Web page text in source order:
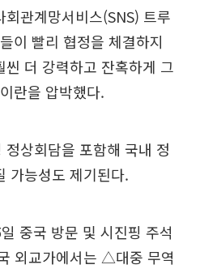
관계망서비스(SNS) 트루
이 빨리 협정을 체결하지
더 강력하고 잔혹하게 그
란을 압박했다.
정상회담을 포함해 국내 정
가능성도 제기된다.
중국 방문 및 시진핑 주석
외교가에서는 △대중 무역